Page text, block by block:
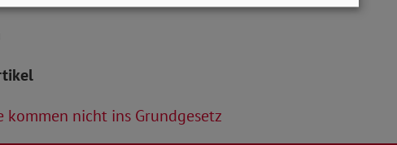
kommen nicht ins Grundgesetz